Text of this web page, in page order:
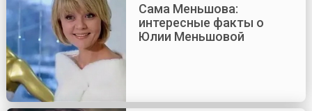
Сама Меньшова:
интересные факты о
Юлии Меньшовой